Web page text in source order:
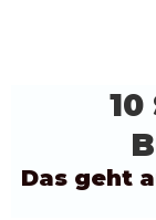
Das geht